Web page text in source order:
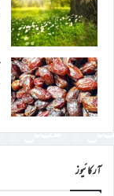
آرکائیوز